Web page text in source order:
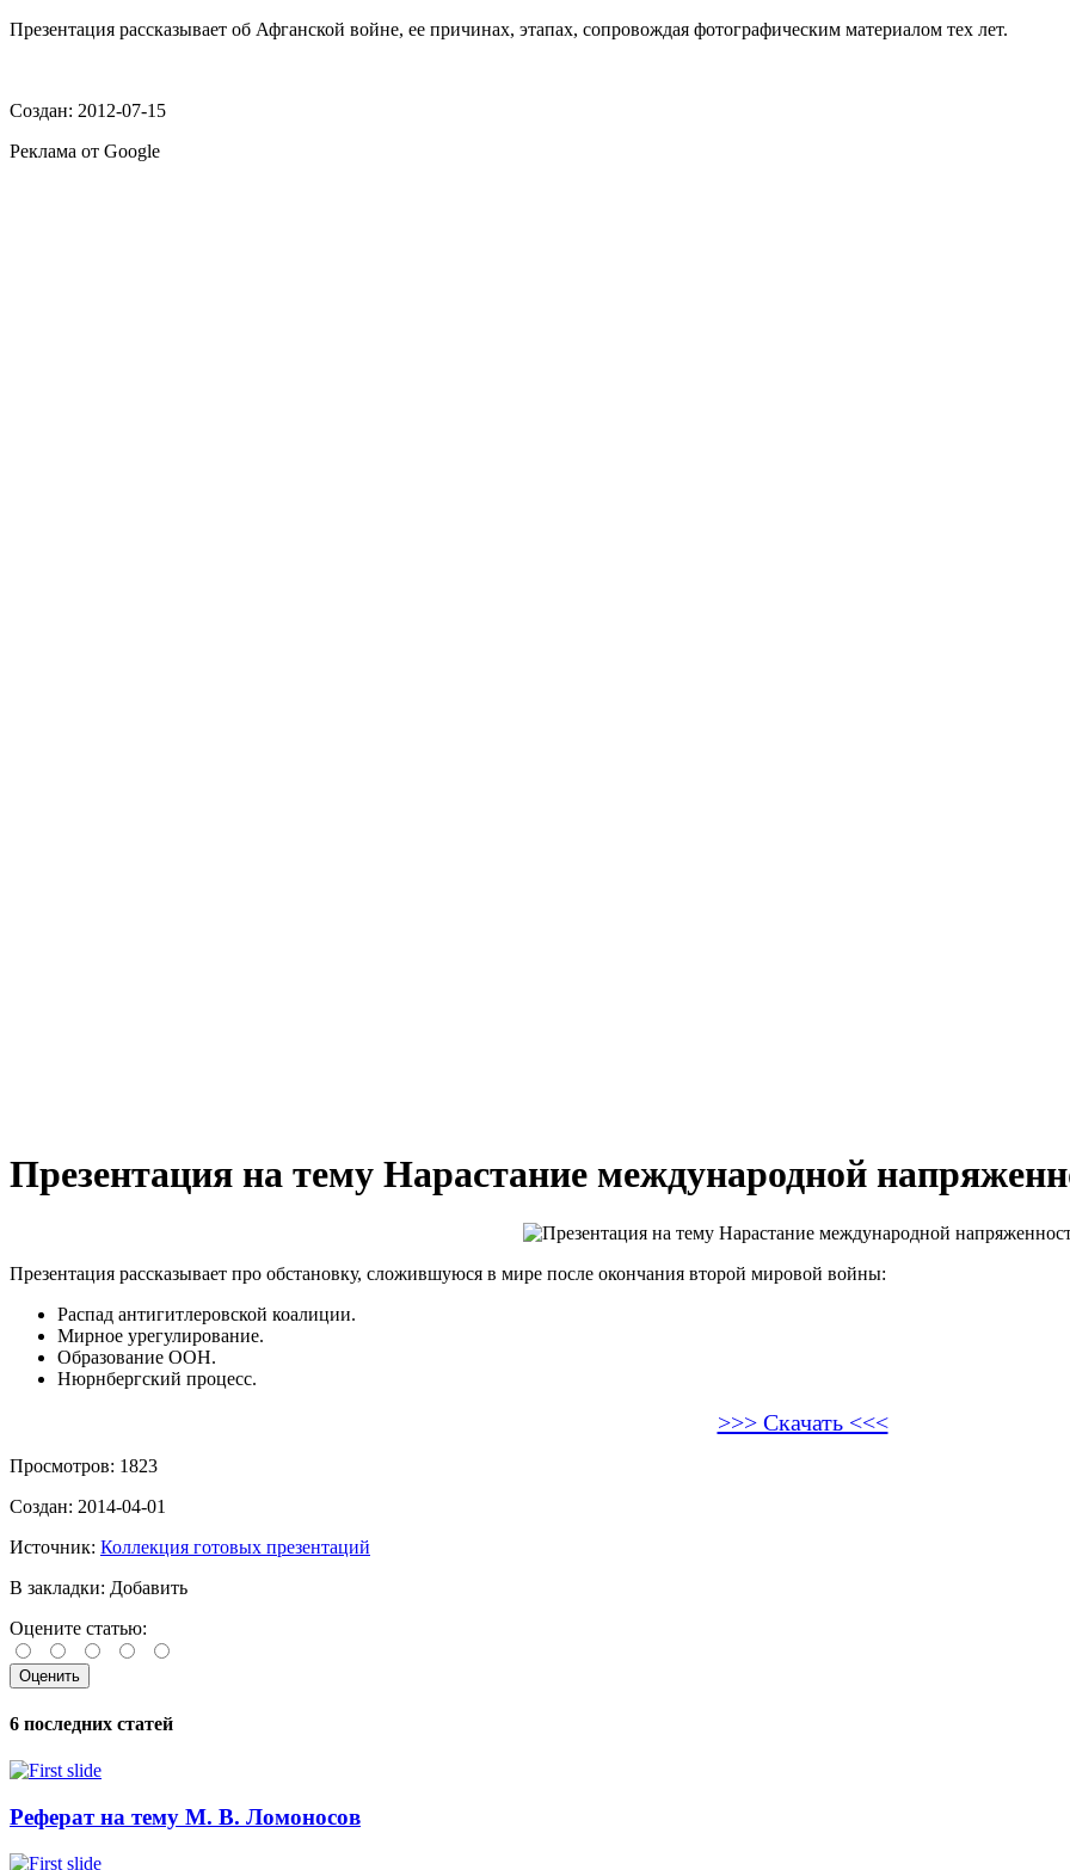
Презентация рассказывает об Афганской войне, ее причинах, этапах, сопровождая фотографическим материалом тех лет.
Создан: 2012-07-15
Реклама от Google
Презентация на тему Нарастание международной
Презентация рассказывает про обстановку, сложившуюся в мире после окончания второй мировой войны:
Распад антигитлеровской коалиции.
Мирное урегулирование.
Образование ООН.
Нюрнбергский процесс.
>>> Скачать <<<
Просмотров: 1823
Создан: 2014-04-01
Источник: Коллекция готовых презентаций
В закладки: Добавить
Оцените статью:
6 последних статей
Реферат на тему М. В. Ломоносов